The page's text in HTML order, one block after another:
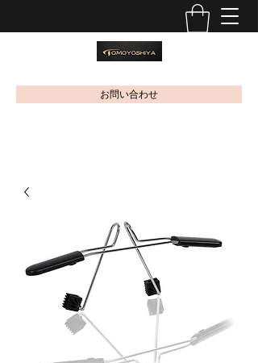
お問い合わせ